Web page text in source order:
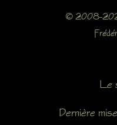
© 2008-
Le
Dernière